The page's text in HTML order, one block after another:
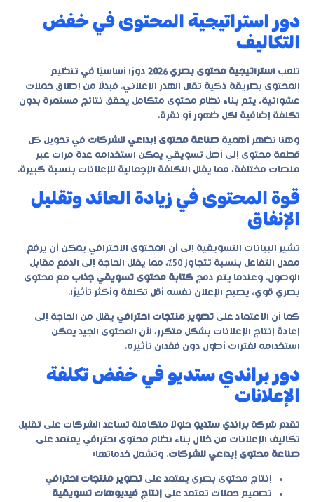
دور استراتيجية المحتوى في خفض
التكاليف
تلعب استراتيجية محتوى بصري 2026
دورًا أساسيًا في تنظيم
المحتوى بطريقة ذكية تقلل الهدر الإعلاني. فبدلًا من إطلاق حملات
عشوائية، يتم بناء نظام محتوى متكامل يحقق نتائج مستمرة بدون
تكلفة إضافية لكل ظهور أو نقرة.
وهنا تظهر أهمية صناعة محتوى إبداعي للشركات في تحويل كل
قطعة محتوى إلى أصل تسويقي يمكن استخدامه عدة مرات عبر
منصات مختلفة، مما يقلل التكلفة الإجمالية للإعلانات بنسبة كبيرة.
قوة المحتوى في زيادة العائد وتقليل
الإنفاق
تشير البيانات التسويقية إلى أن المحتوى الاحترافي يمكن أن يرفع
معدل التفاعل بنسبة تتجاوز 50%، مما يقلل الحاجة إلى الدفع مقابل
الوصول. وعندما يتم دمج كتابة محتوى تسويقي جذاب مع محتوى
بصري قوي، يصبح الإعلان نفسه أقل تكلفة وأكثر تأثيرًا.
كما أن الاعتماد على تصوير منتجات احترافي يقلل من الحاجة إلى
إعادة إنتاج الإعلانات بشكل متكرر، لأن المحتوى الجيد يمكن
استخدامه لفترات أطول دون فقدان تأثيره.
دور براندي ستديو في خفض تكلفة
الإعلانات
تقدم شركة براندي ستديو حلولًا متكاملة تساعد الشركات على تقليل
تكاليف الإعلانات من خلال بناء نظام محتوى احترافي يعتمد على
صناعة محتوى إبداعي للشركات. وتشمل خدماتها:
إنتاج محتوى بصري يعتمد على تصوير منتجات احترافي
تصميم حملات تعتمد على إنتاج فيديوهات تسويقية